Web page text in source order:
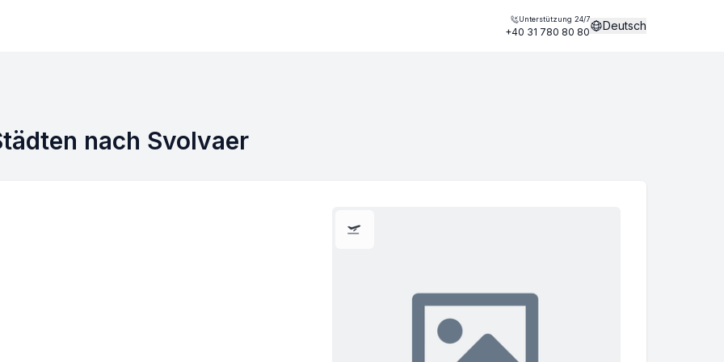
Unterstützung 24/7
+40 31 780 80 80 Deutsch
nach Svolvaer